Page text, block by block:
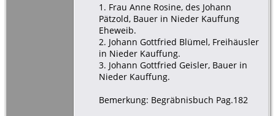
1. Frau Anne Rosine, des Johann
Pätzold, Bauer in Nieder Kauffung
Eheweib.
2. Johann Gottfried Blümel, Freihäusler
in Nieder Kauffung.
3. Johann Gottfried Geisler, Bauer in
Nieder Kauffung.
Bemerkung: Begräbnisbuch Pag.182